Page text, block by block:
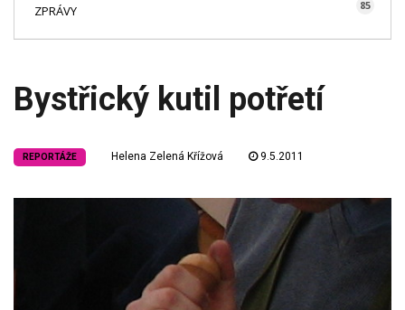
ZPRÁVY 85
Bystřický kutil potřetí
REPORTÁŽE Helena Zelená Křížová 9.5.2011